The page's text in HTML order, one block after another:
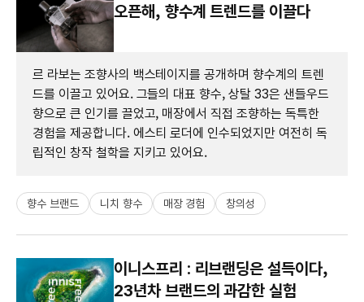
오픈해, 향수계 트렌드를 이끌다
르 라보는 조향사의 백스테이지를 공개하며 향수계의 트렌
드를 이끌고 있어요. 그들의 대표 향수, 상탈 33은 샌들우드
향으로 큰 인기를 끌었고, 매장에서 직접 조향하는 독특한
경험을 제공합니다. 에스티 로더에 인수되었지만 여전히 독
립적인 창작 철학을 지키고 있어요.
향수 브랜드 니치 향수 매장 경험 창의성
이니스프리 : 리브랜딩은 설득이다,
23년차 브랜드의 과감한 실험